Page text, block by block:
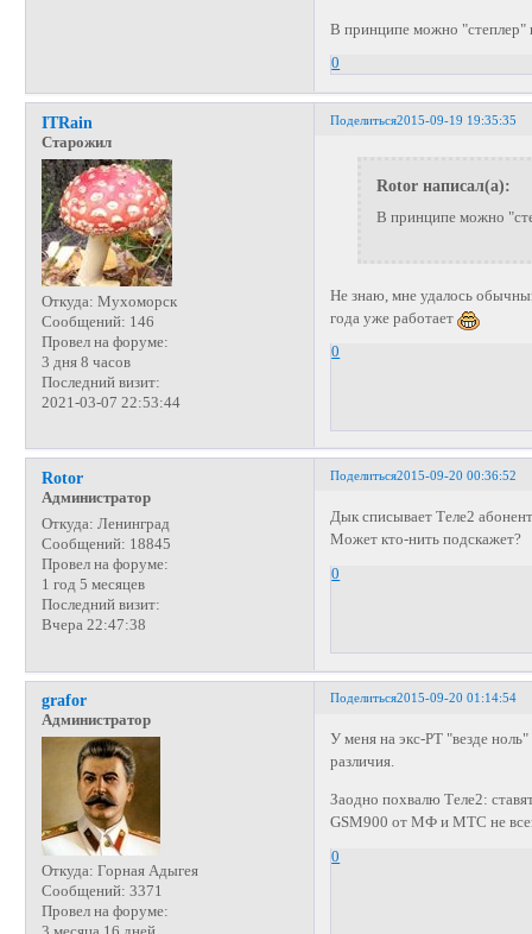
В принципе можно "степлер"
0
Поделиться2015-09-19 19:35:35
ITRain
Старожил
Откуда: Мухоморск
Сообщений: 146
Провел на форуме:
3 дня 8 часов
Последний визит:
2021-03-07 22:53:44
Rotor написал(а):
В принципе можно
Не знаю, мне удалось
года уже работает
0
Поделиться2015-09-20 00:36:52
Rotor
Администратор
Откуда: Ленинград
Сообщений: 18845
Провел на форуме:
1 год 5 месяцев
Последний визит:
Вчера 22:47:38
Дык списывает Теле2
Может кто-нить подскажет?
0
Поделиться2015-09-20 01:14:54
grafor
Администратор
Откуда: Горная Адыгея
Сообщений: 3371
Провел на форуме:
У меня на экс-РТ "везде
различия.
Заодно похвалю Теле2:
GSM900 от МФ и МТС не
0